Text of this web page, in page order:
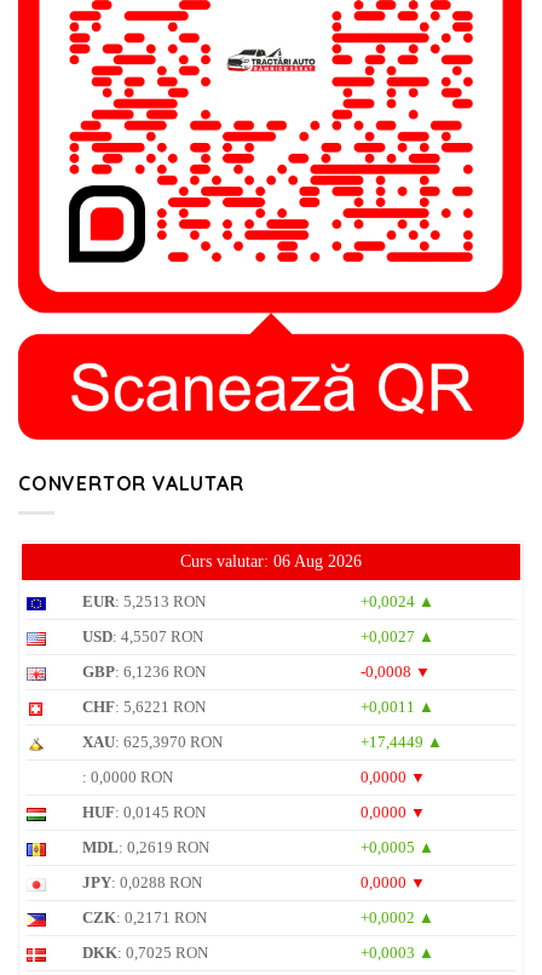
CONVERTOR VALUTAR
Curs valutar: 06 Aug 2026
EUR: 5,2513 RON +0,0024 ▲
USD: 4,5507 RON +0,0027 ▲
GBP: 6,1236 RON -0,0008 ▼
CHF: 5,6221 RON +0,0011 ▲
XAU: 625,3970 RON +17,4449 ▲
: 0,0000 RON 0,0000 ▼
HUF: 0,0145 RON 0,0000 ▼
MDL: 0,2619 RON +0,0005 ▲
JPY: 0,0288 RON 0,0000 ▼
CZK: 0,2171 RON +0,0002 ▲
DKK: 0,7025 RON +0,0003 ▲